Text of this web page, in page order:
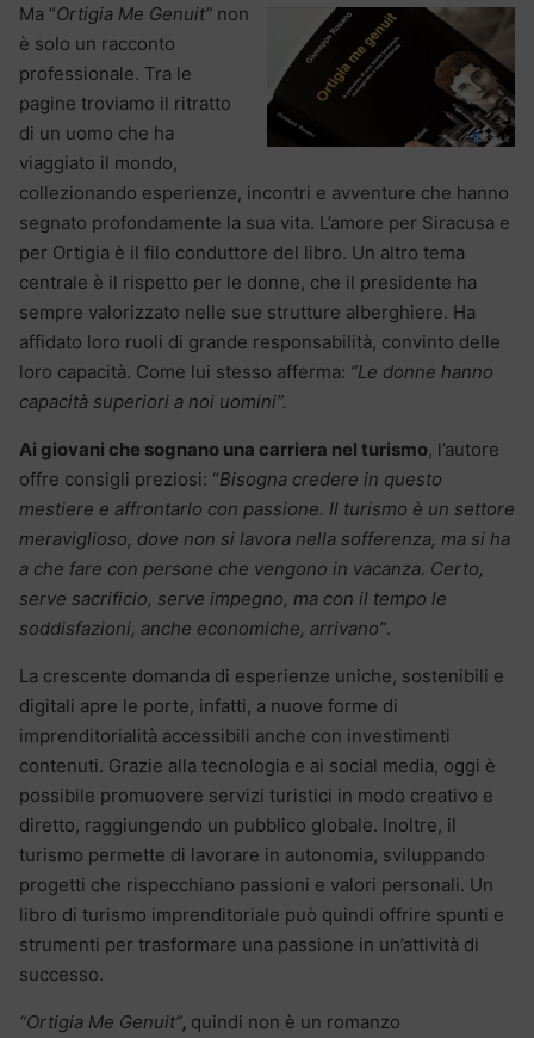
Ma “Ortigia Me Genuit” non
è solo un racconto
professionale. Tra le
pagine troviamo il ritratto
di un uomo che ha
viaggiato il mondo,
collezionando esperienze, incontri e avventure che hanno
segnato profondamente la sua vita. L’amore per Siracusa e
per Ortigia è il filo conduttore del libro. Un altro tema
centrale è il rispetto per le donne, che il presidente ha
sempre valorizzato nelle sue strutture alberghiere. Ha
affidato loro ruoli di grande responsabilità, convinto delle
loro capacità. Come lui stesso afferma: “Le donne hanno
capacità superiori a noi uomini”.
Ai giovani che sognano una carriera nel turismo, l’autore
offre consigli preziosi: “Bisogna credere in questo
mestiere e affrontarlo con passione. Il turismo è un settore
meraviglioso, dove non si lavora nella sofferenza, ma si ha
a che fare con persone che vengono in vacanza. Certo,
serve sacrificio, serve impegno, ma con il tempo le
soddisfazioni, anche economiche, arrivano”.
La crescente domanda di esperienze uniche, sostenibili e
digitali apre le porte, infatti, a nuove forme di
imprenditorialità accessibili anche con investimenti
contenuti. Grazie alla tecnologia e ai social media, oggi è
possibile promuovere servizi turistici in modo creativo e
diretto, raggiungendo un pubblico globale. Inoltre, il
turismo permette di lavorare in autonomia, sviluppando
progetti che rispecchiano passioni e valori personali. Un
libro di turismo imprenditoriale può quindi offrire spunti e
strumenti per trasformare una passione in un’attività di
successo.
“Ortigia Me Genuit”, quindi non è un romanzo